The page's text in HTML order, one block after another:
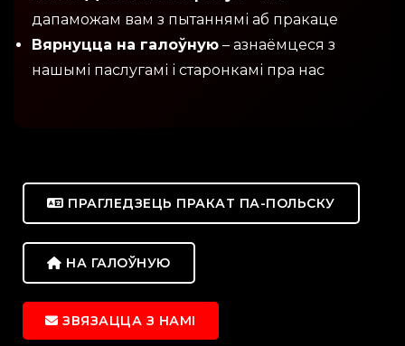
дапаможам вам з пытаннямі аб пракаце
Вярнуцца на галоўную – азнаёмцеся з
нашымі паслугамі і старонкамі пра нас
ПРАГЛЕДЗЕЦЬ ПРАКАТ ПА-ПОЛЬСКУ
НА ГАЛОЎНУЮ
ЗВЯЗАЦЦА З НАМІ